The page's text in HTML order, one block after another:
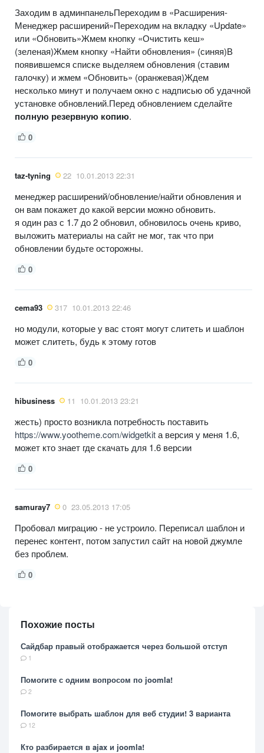
Заходим в админпанельПереходим в «Расширения-
Менеджер расширений»Переходим на вкладку «Update»
или «Обновить»Жмем кнопку «Очистить кеш»
(зеленая)Жмем кнопку «Найти обновления» (синяя)В
появившемся списке выделяем обновления (ставим
галочку) и жмем «Обновить» (оранжевая)Ждем
несколько минут и получаем окно с надписью об удачной
установке обновлений.Перед обновлением сделайте
полную резервную копию.
0
taz-tyning 22 10.01.2013 22:31
менеджер расширений/обновление/найти обновления и
он вам покажет до какой версии можно обновить.
я один раз с 1.7 до 2 обновил, обновилось очень криво,
выложить материалы на сайт не мог, так что при
обновлении будьте осторожны.
0
cema93 317 10.01.2013 22:46
но модули, которые у вас стоят могут слитеть и шаблон
может слитеть, будь к этому готов
0
hibusiness 11 10.01.2013 23:21
жесть) просто возникла потребность поставить
https://www.yootheme.com/widgetkitа версия у меня 1.6,
может кто знает где скачать для 1.6 версии
0
samuray7 0 23.05.2013 17:05
Пробовал миграцию - не устроило. Переписал шаблон и
перенес контент, потом запустил сайт на новой джумле
без проблем.
0
Похожие посты
Сайдбар правый отображается через большой отступ
1
Помогите с одним вопросом по joomla!
2
Помогите выбрать шаблон для веб студии! 3 варианта
12
Кто разбирается в ajax и joomla!